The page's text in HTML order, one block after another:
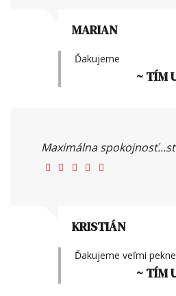
MARIAN
Ďakujeme
~ TÍM
Maximálna
KRISTIÁN
Ďakujeme veľmi
~ TÍM